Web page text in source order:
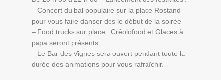
– Concert du bal populaire sur la place Rostand
pour vous faire danser dès le début de la soirée !
– Food trucks sur place : Créolofood et Glaces à
papa seront présents.
– Le Bar des Vignes sera ouvert pendant toute la
durée des animations pour vous rafraîchir.